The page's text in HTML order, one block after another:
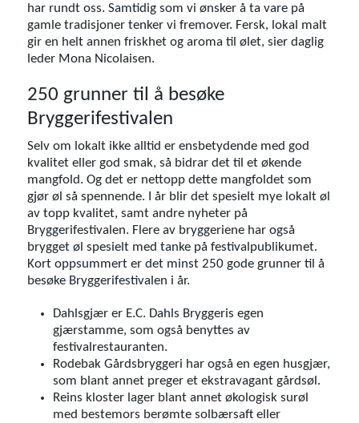
har rundt oss. Samtidig som vi ønsker å ta vare på
gamle tradisjoner tenker vi fremover. Fersk, lokal malt
gir en helt annen friskhet og aroma til ølet, sier daglig
leder Mona Nicolaisen.
250 grunner til å besøke
Bryggerifestivalen
Selv om lokalt ikke alltid er ensbetydende med god
kvalitet eller god smak, så bidrar det til et økende
mangfold. Og det er nettopp dette mangfoldet som
gjør øl så spennende. I år blir det spesielt mye lokalt øl
av topp kvalitet, samt andre nyheter på
Bryggerifestivalen. Flere av bryggeriene har også
brygget øl spesielt med tanke på festivalpublikumet.
Kort oppsummert er det minst 250 gode grunner til å
besøke Bryggerifestivalen i år.
Dahlsgjær er E.C. Dahls Bryggeris egen
gjærstamme, som også benyttes av
festivalrestauranten.
Rodebak Gårdsbryggeri har også en egen husgjær,
som blant annet preger et ekstravagant gårdsøl.
Reins kloster lager blant annet økologisk surøl
med bestemors berømte solbærsaft eller